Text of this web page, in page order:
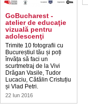
GoBucharest -
atelier de educaţie
vizuală pentru
adolescenţi
Trimite 10 fotografii cu
Bucureștiul tău și poți
învăța să faci un
scurtmetraj de la Vivi
Drăgan Vasile, Tudor
Lucaciu, Cătălin Cristuțiu
și Vlad Petri.
22 Iun 2016